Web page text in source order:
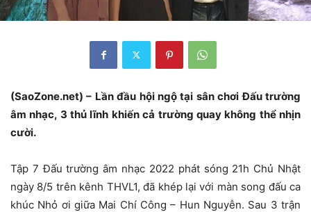
(SaoZone.net) – Lần đầu hội ngộ tại sân chơi Đấu trường
âm nhạc, 3 thủ lĩnh khiến cả trường quay không thể nhịn
cười.
Tập 7 Đấu trường âm nhạc 2022 phát sóng 21h Chủ Nhật
ngày 8/5 trên kênh THVL1, đã khép lại với màn song đấu ca
khúc Nhỏ ơi giữa Mai Chí Công – Hun Nguyễn. Sau 3 trận